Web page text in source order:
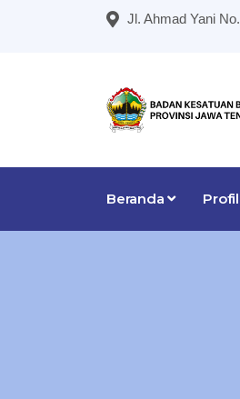
Jl. Ahmad Yani
Beranda Profil